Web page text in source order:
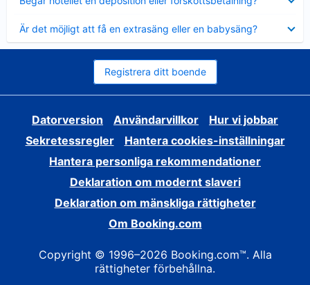
mindre
Är det möjligt att få en extrasäng eller en babysäng?
mindre
Registrera ditt boende
Datorversion Användarvillkor
Hur vi jobbar
Sekretessregler
Hantera cookies-inställningar
Hantera personliga rekommendationer
Deklaration om modernt slaveri
Deklaration om mänskliga rättigheter
Om Booking.com
Copyright © 1996–2026 Booking.com™. Alla
rättigheter förbehållna.